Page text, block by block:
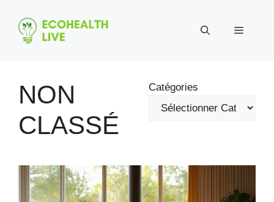
contenu
Menu
NON
CLASSÉ
Catégories